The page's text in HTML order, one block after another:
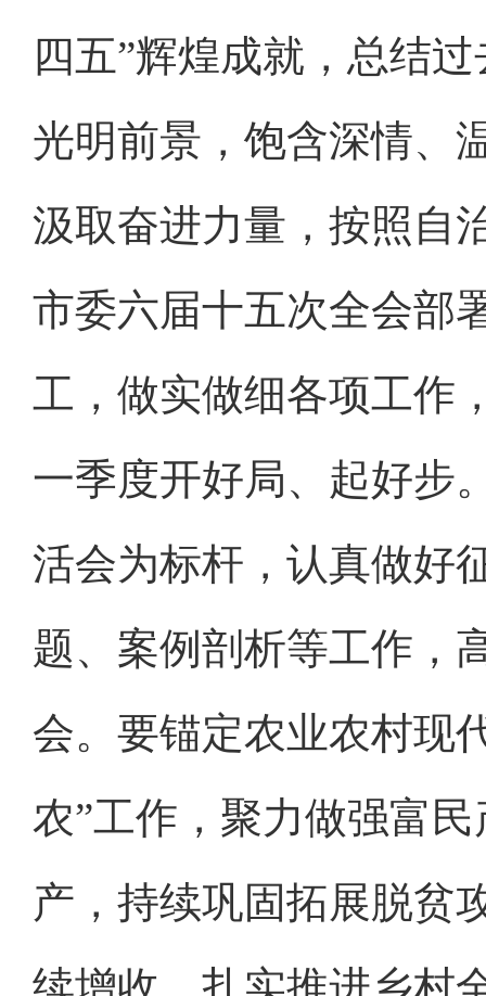
四五”辉煌成就，总结
光明前景，饱含深情、
汲取奋进力量，按照自
市委六届十五次全会部
工，做实做细各项工作
一季度开好局、起好步
活会为标杆，认真做好
题、案例剖析等工作，
会。要锚定农业农村现
农”工作，聚力做强富
产，持续巩固拓展脱贫